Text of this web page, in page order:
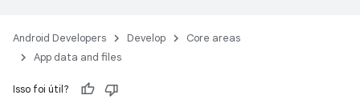
Android Developers Develop
Core areas
App data and files
Isso foi útil?